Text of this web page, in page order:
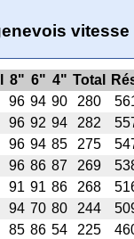
8" 6" 4" Total
96 94 90 280
96 92 94 282
96 94 85 275
96 86 87 269
91 91 86 268
94 70 80 244
85 86 54 225